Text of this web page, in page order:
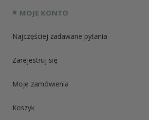
MOJE KONTO
Najczęściej zadawane pytania
Zarejestruj się
Moje zamówienia
Koszyk